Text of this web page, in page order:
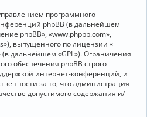
программного
phpBB (в дальнейшем
phpBB», «www.phpbb.com»,
выпущенного по лицензии «
(в дальнейшем «GPL»). Ограничения
обеспечения phpBB строго
интернет-конференций, и
за то, что администрация
допустимого содержания и/